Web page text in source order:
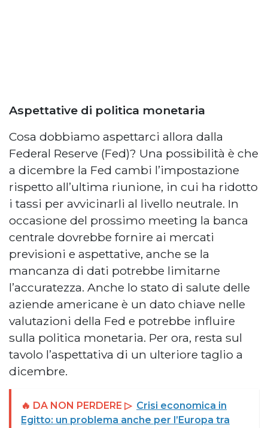
Aspettative di politica monetaria
Cosa dobbiamo aspettarci allora dalla
Federal Reserve (Fed)? Una possibilità è che
a dicembre la Fed cambi l’impostazione
rispetto all’ultima riunione, in cui ha ridotto
i tassi per avvicinarli al livello neutrale. In
occasione del prossimo meeting la banca
centrale dovrebbe fornire ai mercati
previsioni e aspettative, anche se la
mancanza di dati potrebbe limitarne
l’accuratezza. Anche lo stato di salute delle
aziende americane è un dato chiave nelle
valutazioni della Fed e potrebbe influire
sulla politica monetaria. Per ora, resta sul
tavolo l’aspettativa di un ulteriore taglio a
dicembre.
🔥 DA NON PERDERE ▷ Crisi economica in
Egitto: un problema anche per l’Europa tra